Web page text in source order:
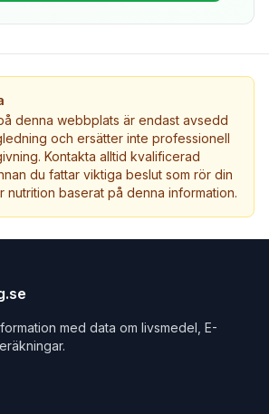
denna webbplats är endast avsedd
och ersätter inte professionell
Kontakta alltid kvalificerad
du fattar viktiga beslut som rör din
nutrition baserat på denna information.
med data om livsmedel, E-